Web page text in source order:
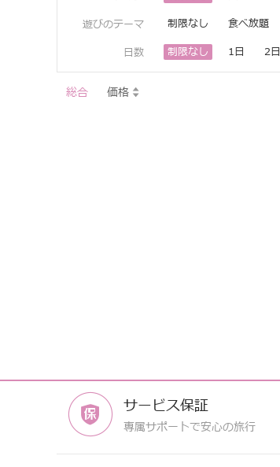
遊びのテーマ
制限なし 食べ放題
日数
制限なし 1日 2日
総合 価格
サービス保証
専属サポートで安心の旅行